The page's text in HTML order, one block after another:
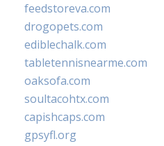
feedstoreva.com
drogopets.com
ediblechalk.com
tabletennisnearme.com
oaksofa.com
soultacohtx.com
capishcaps.com
gpsyfl.org